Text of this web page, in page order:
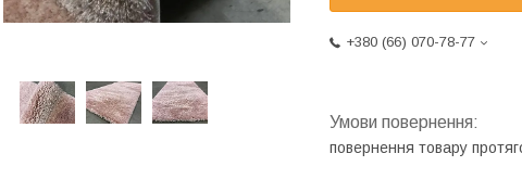
+380 (66) 070-78-77
повернення товару